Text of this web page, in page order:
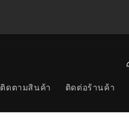
ติดตามสินค้า ติดต่อร้านค้า